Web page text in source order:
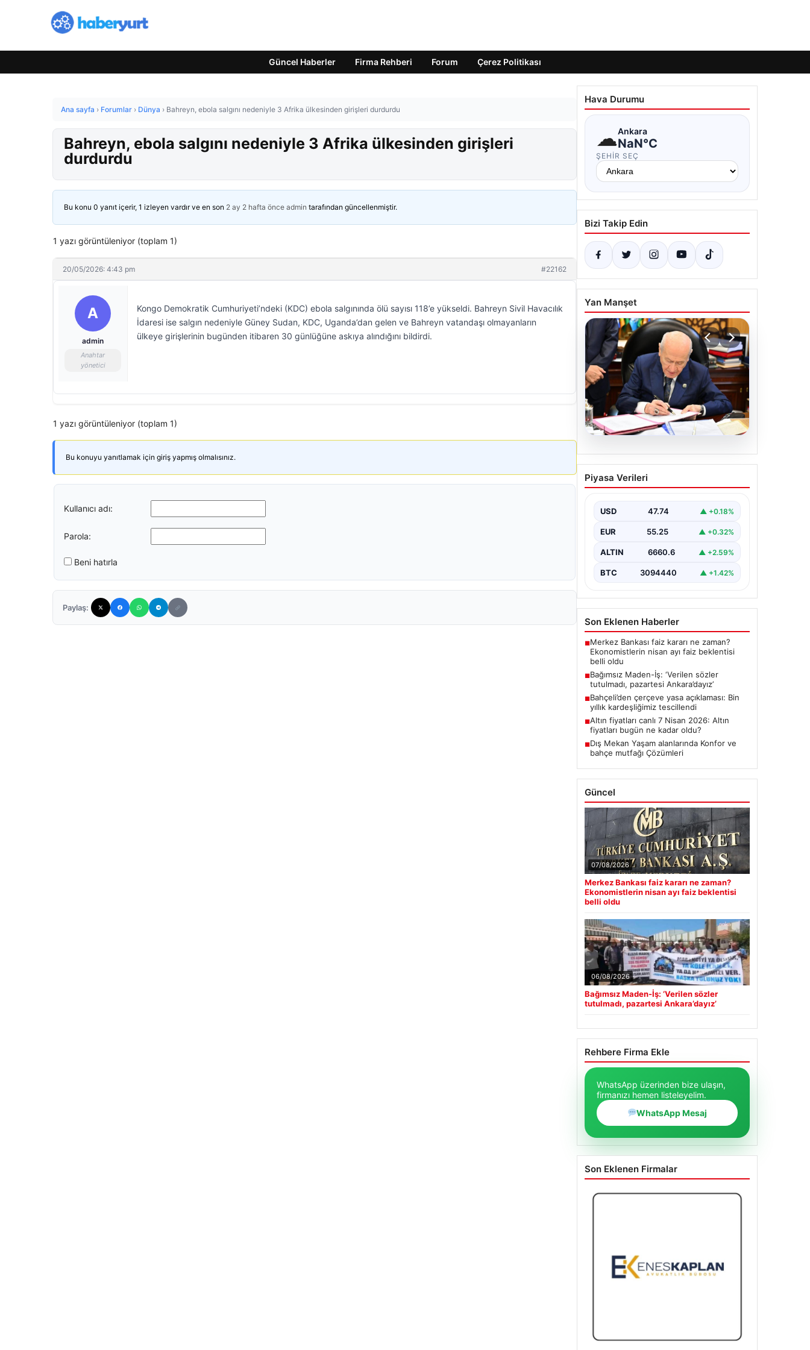
Güncel Haberler Firma Rehberi Forum Çerez Politikası
Ana sayfa › Forumlar › Dünya › Bahreyn, ebola salgını nedeniyle 3 Afrika ülkesinden girişleri durdurdu
Bahreyn, ebola salgını nedeniyle 3 Afrika ülkesinden girişleri
durdurdu
Bu konu 0 yanıt içerir, 1 izleyen vardır ve en son 2 ay 2 hafta önce admin tarafından güncellenmiştir.
1 yazı görüntüleniyor (toplam 1)
20/05/2026: 4:43 pm #22162
A
admin
Anahtar
yönetici
Kongo Demokratik Cumhuriyeti’ndeki (KDC) ebola salgınında ölü sayısı 118’e yükseldi. Bahreyn Sivil Havacılık
İdaresi ise salgın nedeniyle Güney Sudan, KDC, Uganda’dan gelen ve Bahreyn vatandaşı olmayanların
ülkeye girişlerinin bugünden itibaren 30 günlüğüne askıya alındığını bildirdi.
1 yazı görüntüleniyor (toplam 1)
Bu konuyu yanıtlamak için giriş yapmış olmalısınız.
Kullanıcı adı:
Parola:
Beni hatırla
Paylaş:
Hava Durumu
☁Ankara
NaN°C
ŞEHIR SEÇ
Bizi Takip Edin
Yan Manşet
05.08.2026
Bahçeli’den çerçeve yasa
açıklaması: Bin yıllık
Piyasa Verileri
USD 47.74 ▲ +0.18%
EUR 55.25 ▲ +0.32%
ALTIN 6660.6 ▲ +2.59%
BTC 3094440 ▲ +1.42%
Son Eklenen Haberler
■Merkez Bankası faiz kararı ne zaman?
Ekonomistlerin nisan ayı faiz beklentisi
belli oldu
■Bağımsız Maden-İş: ‘Verilen sözler
tutulmadı, pazartesi Ankara’dayız’
■Bahçeli’den çerçeve yasa açıklaması: Bin
yıllık kardeşliğimiz tescillendi
■Altın fiyatları canlı 7 Nisan 2026: Altın
fiyatları bugün ne kadar oldu?
■Dış Mekan Yaşam alanlarında Konfor ve
bahçe mutfağı Çözümleri
Güncel
07/08/2026
Merkez Bankası faiz kararı ne zaman?
Ekonomistlerin nisan ayı faiz beklentisi
belli oldu
06/08/2026
Bağımsız Maden-İş: ‘Verilen sözler
tutulmadı, pazartesi Ankara’dayız’
Rehbere Firma Ekle
WhatsApp üzerinden bize ulaşın,
firmanızı hemen listeleyelim.
WhatsApp Mesaj
Son Eklenen Firmalar